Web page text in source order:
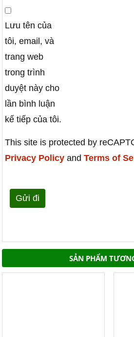
Lưu tên của
tôi, email, và
trang web
trong trình
duyệt này cho
lần bình luận
kế tiếp của tôi.
This site is protected by
Privacy Policy andTerms of
SẢN PHẨM